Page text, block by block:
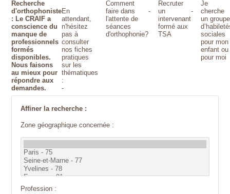
Recherche
d'orthophoniste
: Le CRAIF a
conscience du
manque de
professionnels
formés
disponibles.
Nous faisons
au mieux pour
répondre aux
demandes.
En
attendant,
n'hésitez
pas à
consulter
nos fiches
pratiques
sur les
thématiques
:
-
Comment
faire dans
l'attente de
séances
d'orthophonie?
-
Recruter
un
intervenant
formé aux
TSA
-
Je
cherche
un groupe
sociales
pour mon
enfant ou
pour moi
Affiner la recherche :
Zone géographique concernée :
Profession :